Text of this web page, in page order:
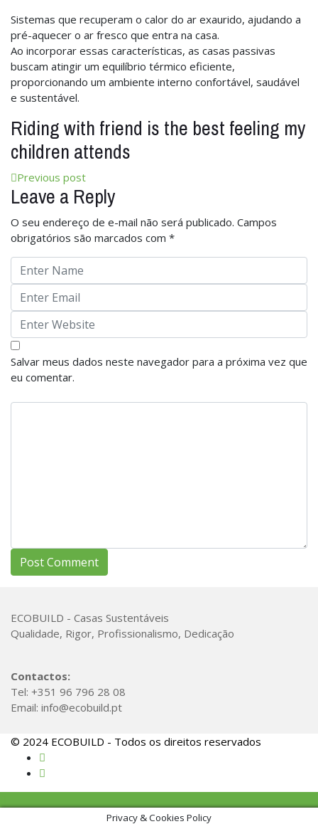
Sistemas que recuperam o calor do ar exaurido, ajudando a
pré-aquecer o ar fresco que entra na casa.
Ao incorporar essas características, as casas passivas
buscam atingir um equilíbrio térmico eficiente,
proporcionando um ambiente interno confortável, saudável
e sustentável.
Riding with friend is the best feeling my
children attends
Previous post
Leave a Reply
O seu endereço de e-mail não será publicado. Campos
obrigatórios são marcados com *
Salvar meus dados neste navegador para a próxima vez que
eu comentar.
ECOBUILD - Casas Sustentáveis
Qualidade, Rigor, Profissionalismo, Dedicação
Contactos:
Tel: +351 96 796 28 08
Email: info@ecobuild.pt
© 2024 ECOBUILD - Todos os direitos reservados
Privacy & Cookies Policy